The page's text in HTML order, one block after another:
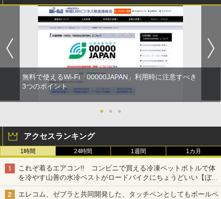
無料で使えるWi-Fi「00000JAPAN」利用時に注意すべき
3つのポイント
● ● ●
アクセスランキング
1時間 24時間 1週間 1カ月
これぞ着るエアコン!! コンビニで買える冷凍ペットボトルで体
を冷やす山善の水冷ベストがロードバイクにちょうどいい【ぼっ
ち・ざ・ろーど！その14】【空いた時間でなにしてる？】
エレコム、ゼブラと共同開発した、タッチペンとしてもボールペ